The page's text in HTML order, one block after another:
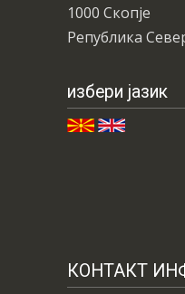
1000 Скопје
Република
избери јазик
КОНТАКТ